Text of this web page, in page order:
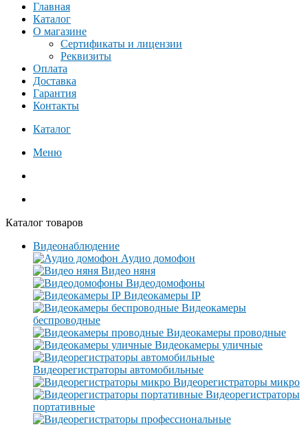
Главная
Каталог
О магазине
Сертификаты и лицензии
Реквизиты
Оплата
Доставка
Гарантия
Контакты
Каталог
Меню
Каталог товаров
Видеонаблюдение
Аудио домофон
Видео няня
Видеодомофоны
Видеокамеры IP
Видеокамеры
беспроводные
Видеокамеры проводные
Видеокамеры уличные
Видеорегистраторы автомобильные
Видеорегистраторы микро
Видеорегистраторы
портативные